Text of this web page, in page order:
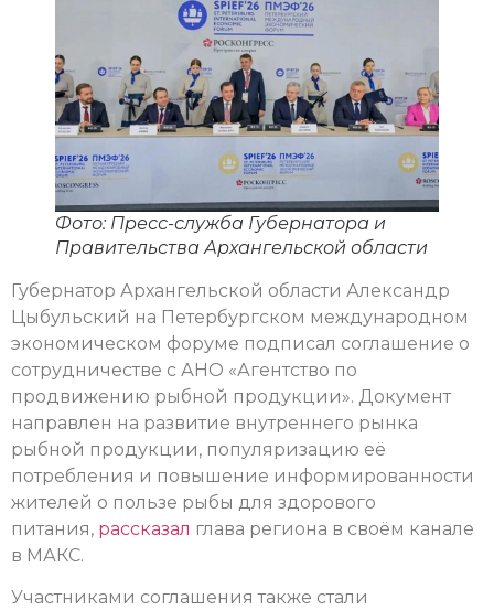
Фото: Пресс-служба Губернатора и
Правительства Архангельской области
Губернатор Архангельской области Александр
Цыбульский на Петербургском международном
экономическом форуме подписал соглашение о
сотрудничестве с АНО «Агентство по
продвижению рыбной продукции». Документ
направлен на развитие внутреннего рынка
рыбной продукции, популяризацию её
потребления и повышение информированности
жителей о пользе рыбы для здорового
питания, рассказал глава региона в своём канале
в МАКС.
Участниками соглашения также стали